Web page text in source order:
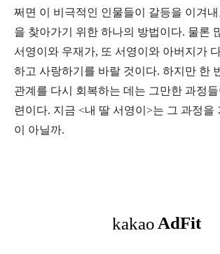
쩌면 이 비극적인 인물들이 갈등을 이겨
을 찾아가기 위한 하나의 방법이다. 물론
서영이와 우재가, 또 서영이와 아버지가
하고 사랑하기를 바랄 것이다. 하지만 한
관계를 다시 회복하는 데는 그만한 과정
련이다. 지금 <내 딸 서영이>는 그 과정을
이 아닐까.